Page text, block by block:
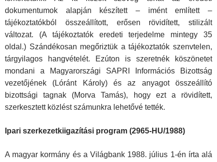
dokumentumok alapján készített – imént említett –
tájékoztatókból összeállított, erősen rövidített, stilizált
változat. (A tájékoztatók eredeti terjedelme mintegy 35
oldal.) Szándékosan megőriztük a tájékoztatók szenvtelen,
tárgyilagos hangvételét. Ezúton is szeretnék köszönetet
mondani a Magyarországi SAPRI Információs Bizottság
vezetőjének (Lóránt Károly) és az anyagot összeállító
bizottsági tagnak (Morva Tamás), hogy ezt a rövidített,
szerkesztett közlést számunkra lehetővé tették.
Ipari szerkezetkiigazítási program (2965-HU/1988)
A magyar kormány és a Világbank 1988. július 1-én írta alá